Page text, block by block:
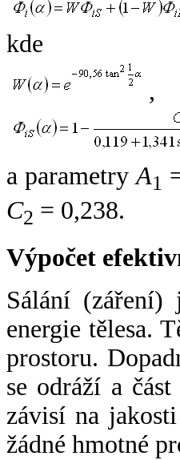
kde
,
a parametryA1
C2 = 0,238.
Výpočet
Sálání (záření)
energie tělesa.
prostoru.
se odráží a
závisí na
žádné hmotné